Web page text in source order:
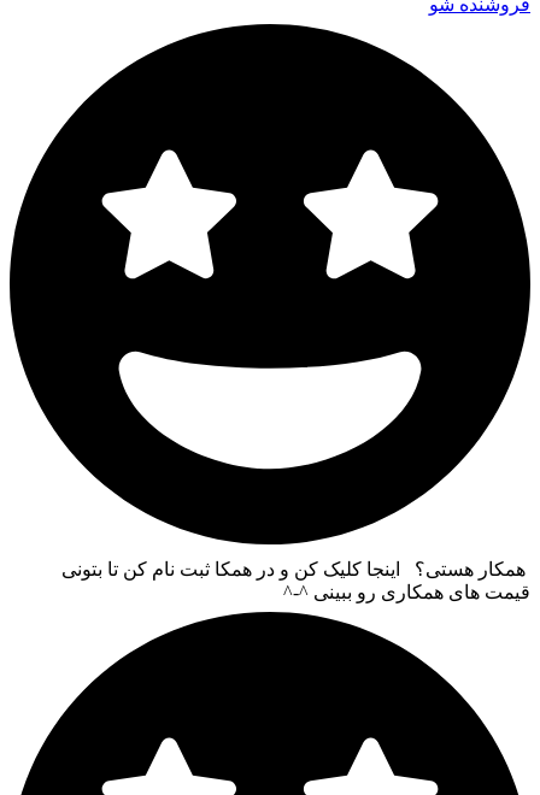
فروشنده شو
همکار هستی؟ اینجا کلیک کن و در همکا ثبت نام کن تا بتونی
قیمت های همکاری رو ببینی ^-^